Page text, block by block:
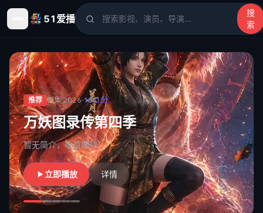
51爱播
搜
索
51爱播- 电影、电视剧、动漫、综艺、短剧高清在线观看
推荐 剧集·2026·10.0分
万妖图录传第四季
暂无简介，敬请期待
立即播放 详情